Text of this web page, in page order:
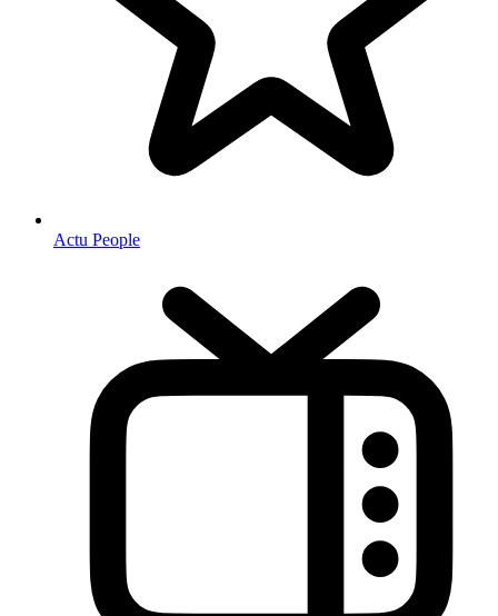
Actu People